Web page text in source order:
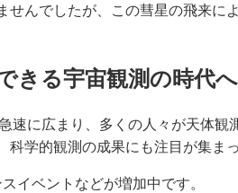
せんでしたが、この彗星の飛来に
きる宇宙観測の時代へ
速に広まり、多くの人々が天体観
学的観測の成果にも注目が集まっ
イベントなどが増加中です。